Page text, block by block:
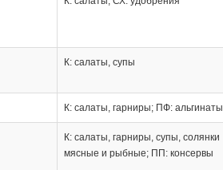
К: салаты, супы
К: салаты, гарниры; ПФ: альгинаты
К: салаты, гарниры, супы, солянки
мясные и рыбные; ПП: консервы